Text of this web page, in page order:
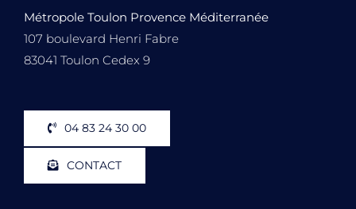
Métropole Toulon Provence Méditerranée
107 boulevard Henri Fabre
83041 Toulon Cedex 9
04 83 24 30 00
CONTACT